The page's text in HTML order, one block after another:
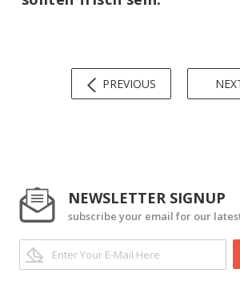
PREVIOUS
NEWSLETTER SIGNUP
subscribe your email for our